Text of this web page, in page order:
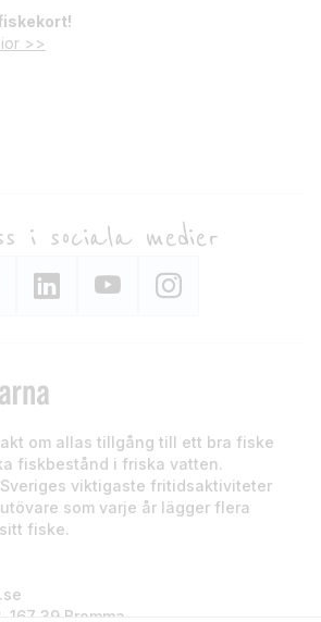
>>
i sociala medier
om allas tillgång till ett bra fiske
fiskbestånd i friska vatten.
viktigaste fritidsaktiviteter
som varje år lägger flera
fiske.
39 Bromma